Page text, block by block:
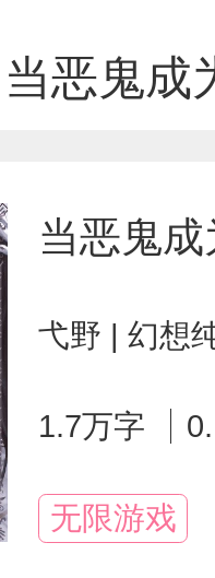
当恶鬼成
当恶鬼
弋野 | 幻想
1.7万字
无限游戏